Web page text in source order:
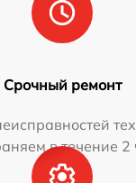
Срочный ремонт
в течение 2